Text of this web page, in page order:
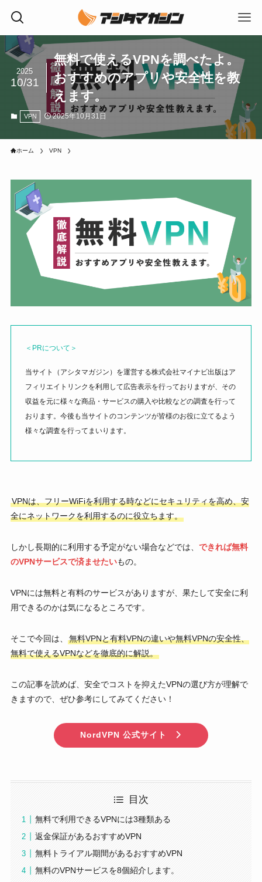
無料で使えるVPNを調べたよ。
おすすめのアプリや安全性を教
えます。
2025
10/31
VPN 2025年10月31日
ホーム VPN
＜PRについて＞
当サイト（アシタマガジン）を運営する株式会社マイナビ出版はア
フィリエイトリンクを利用して広告表示を行っておりますが、その
収益を元に様々な商品・サービスの購入や比較などの調査を行って
おります。今後も当サイトのコンテンツが皆様のお役に立てるよう
様々な調査を行ってまいります。
VPNは、フリーWiFiを利用する時などにセキュリティを高め、安
全にネットワークを利用するのに役立ちます。
しかし長期的に利用する予定がない場合などでは、 できれば無料
のVPNサービスで済ませたいもの。
VPNには無料と有料のサービスがありますが、果たして安全に利
用できるのかは気になるところです。
そこで今回は、
無料VPNと有料VPNの違いや無料VPNの安全性、
無料で使えるVPNなどを徹底的に解説。
この記事を読めば、安全でコストを抑えたVPNの選び方が理解で
きますので、ぜひ参考にしてみてください！
NordVPN 公式サイト
目次
無料で利用できるVPNには3種類ある
返金保証があるおすすめVPN
無料トライアル期間があるおすすめVPN
無料のVPNサービスを8個紹介します。